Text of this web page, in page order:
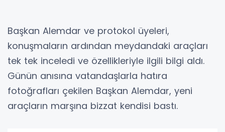
Başkan Alemdar ve protokol üyeleri,
konuşmaların ardından meydandaki araçları
tek tek inceledi ve özellikleriyle ilgili bilgi aldı.
Günün anısına vatandaşlarla hatıra
fotoğrafları çekilen Başkan Alemdar, yeni
araçların marşına bizzat kendisi bastı.